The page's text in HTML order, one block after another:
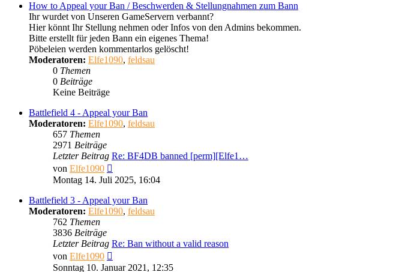
How to Appeal your Ban / Beschwerden & Stellungnahmen zum Bann
Ihr wurdet von Unseren GameServern verbannt?
Hier könnt Ihr Stellung nehmen oder Infos von den Admins bekommen.
Bitte erstellt für jeden Bann ein eigenes Thema!
Pöbeleien werden kommentarlos gelöscht!
Moderatoren: Elfe1090, feldsau
0 Themen
0 Beiträge
Keine Beiträge
Battlefield 4 - Appeal your Ban
Moderatoren: Elfe1090, feldsau
657 Themen
2971 Beiträge
Letzter Beitrag Re: BF4DB banned [perm][Elfe1…
von Elfe1090
Beitrag
Montag 14. Juli 2025, 16:04
Battlefield 3 - Appeal your Ban
Moderatoren: Elfe1090, feldsau
762 Themen
3836 Beiträge
Letzter Beitrag Re: Ban without a valid reason
von Elfe1090
Beitrag
Sonntag 10. Januar 2021, 12:35